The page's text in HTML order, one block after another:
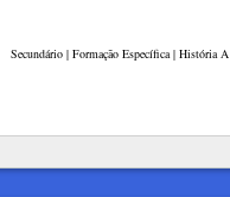
Secundário | Formação Específica | História A